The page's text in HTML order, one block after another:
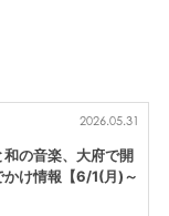
2026.05.31
の音楽、大府で開
け情報【6/1(月)～